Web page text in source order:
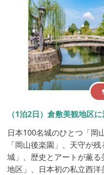
（1泊2日）倉敷美観地区
日本100名城のひとつ「岡
「岡山後楽園」、天守が
城」、歴史とアートが薫
地区」、日本初の私立西